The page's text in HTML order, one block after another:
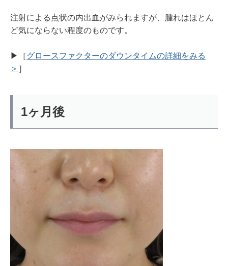
注射による点状の内出血がみられますが、腫れはほとん
ど気にならない程度のものです。
▶︎［グロースファクターのダウンタイムの詳細をみる
＞ ］
1ヶ月後